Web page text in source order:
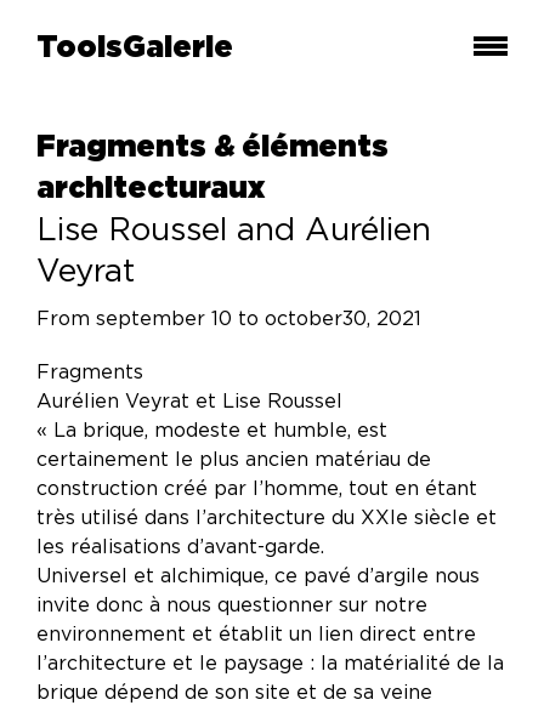
ToolsGalerie
Fragments & éléments
architecturaux
Lise Roussel and Aurélien
Veyrat
From september 10 to october30, 2021
Fragments
Aurélien Veyrat et Lise Roussel
« La brique, modeste et humble, est
certainement le plus ancien matériau de
construction créé par l’homme, tout en étant
très utilisé dans l’architecture du XXIe siècle et
les réalisations d’avant-garde.
Universel et alchimique, ce pavé d’argile nous
invite donc à nous questionner sur notre
environnement et établit un lien direct entre
l’architecture et le paysage : la matérialité de la
brique dépend de son site et de sa veine